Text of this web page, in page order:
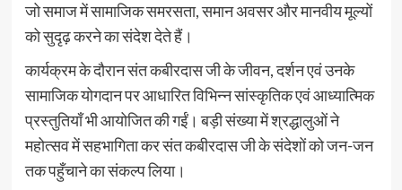
जो समाज में सामाजिक समरसता, समान अवसर और मानवीय मूल्यों
को सुदृढ़ करने का संदेश देते हैं।
कार्यक्रम के दौरान संत कबीरदास जी के जीवन, दर्शन एवं उनके
सामाजिक योगदान पर आधारित विभिन्न सांस्कृतिक एवं आध्यात्मिक
प्रस्तुतियाँ भी आयोजित की गईं। बड़ी संख्या में श्रद्धालुओं ने
महोत्सव में सहभागिता कर संत कबीरदास जी के संदेशों को जन-जन
तक पहुँचाने का संकल्प लिया।